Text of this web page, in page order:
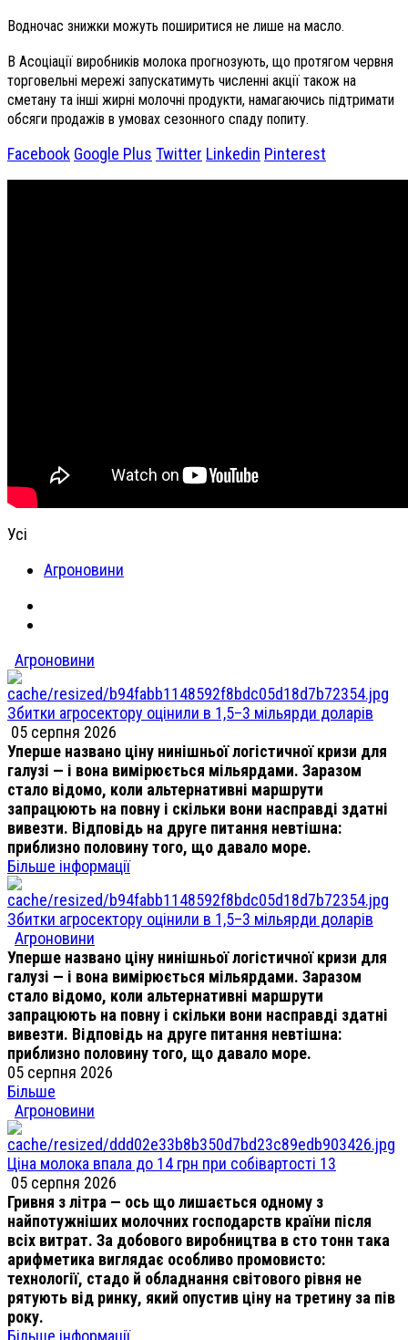
Водночас знижки можуть поширитися не лише на масло.
В Асоціації виробників молока прогнозують, що протягом червня
торговельні мережі запускатимуть численні акції також на
сметану та інші жирні молочні продукти, намагаючись підтримати
обсяги продажів в умовах сезонного спаду попиту.
Facebook Google Plus Twitter Linkedin Pinterest
Усі
Агроновини
Агроновини
Збитки агросектору оцінили в 1,5–3 мільярди доларів
05 серпня 2026
Уперше названо ціну нинішньої логістичної кризи для
галузі — і вона вимірюється мільярдами. Заразом
стало відомо, коли альтернативні маршрути
запрацюють на повну і скільки вони насправді здатні
вивезти. Відповідь на друге питання невтішна:
приблизно половину того, що давало море.
Більше інформації
Збитки агросектору оцінили в 1,5–3 мільярди доларів
Агроновини
Уперше названо ціну нинішньої логістичної кризи для
галузі — і вона вимірюється мільярдами. Заразом
стало відомо, коли альтернативні маршрути
запрацюють на повну і скільки вони насправді здатні
вивезти. Відповідь на друге питання невтішна:
приблизно половину того, що давало море.
05 серпня 2026
Більше
Агроновини
Ціна молока впала до 14 грн при собівартості 13
05 серпня 2026
Гривня з літра — ось що лишається одному з
найпотужніших молочних господарств країни після
всіх витрат. За добового виробництва в сто тонн така
арифметика виглядає особливо промовисто:
технології, стадо й обладнання світового рівня не
рятують від ринку, який опустив ціну на третину за пів
року.
Більше інформації